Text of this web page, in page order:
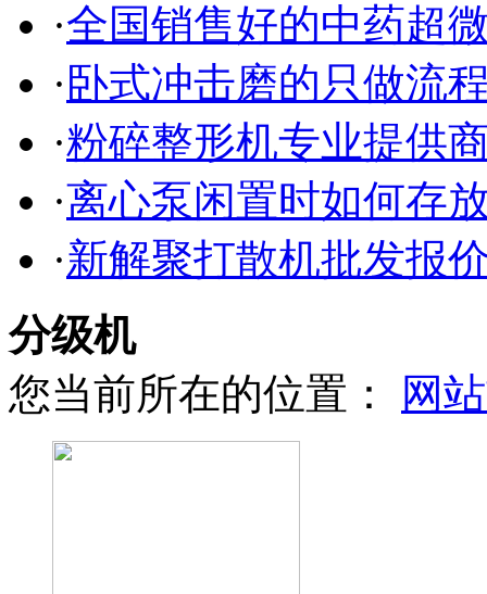
·全国销售好的中药超
· 卧式冲击磨的只做流
·粉碎整形机专业提供
·离心泵闲置时如何存
·新解聚打散机批发报
分级机
您当前所在的位置：
网